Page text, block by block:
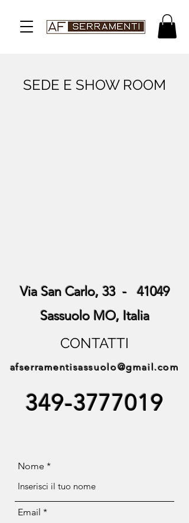
SEDE E SHOW ROOM
Via San Carlo, 33 - 41049
Sassuolo MO, Italia
CONTATTI
afserramentisassuolo@gmail.com
349-3777019
Nome
Email